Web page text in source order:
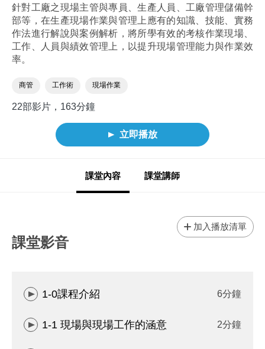
針對工廠之現場主管與專員、生產人員、工廠管理儲備幹
部等，在生產現場作業與管理上應有的知識、技能、實務
作法進行解說與案例解析，將所學有效的考核作業現場、
工作、人員與績效管理上，以提升現場管理能力與作業效
率。
商管 工作術 現場作業
22部影片，163分鐘
立即播放
課堂內容 課堂講師
課堂影音
加入播放清單
1-0課程介紹 6分鐘
1-1 現場與現場工作的涵意 2分鐘